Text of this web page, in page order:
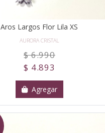
Aros Largos Flor Lila XS
AURORA CRISTAL
$ 6.990
$ 4.893
Agregar